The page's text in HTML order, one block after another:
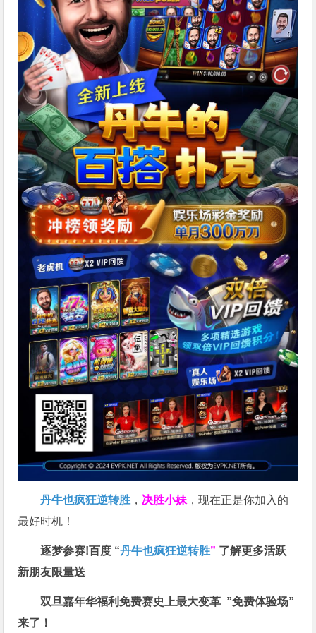
丹牛也疯狂逆转胜 ， 决胜小妹 ，现在正是你加入的
最好时机！
逐梦参赛!百度 “丹牛也疯狂逆转胜” 了解更多活跃
新朋友限量送
双旦嘉年华福利免费赛史上最大变革 ”免费体验场”
来了！